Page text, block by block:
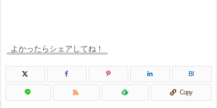
よかったらシェアしてね！
B!
 Copy